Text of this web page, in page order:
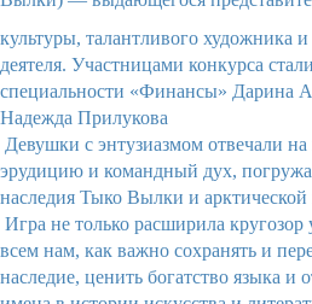
культуры, талантливого художника
деятеля. Участницами конкурса
специальности «Финансы» Дарина
Надежда Прилукова
Девушки с энтузиазмом отвечали
эрудицию и командный дух,
наследия Тыко Вылки и арктической
Игра не только расширила
всем нам, как важно сохранять и
наследие, ценить богатство языка и